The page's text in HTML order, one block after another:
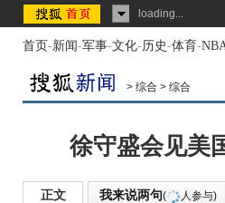
loading...
首页-新闻-军事-文化-历史-体育-
> 综合 > 综合
徐守盛会见美
正文 我来说两句( 人参与)